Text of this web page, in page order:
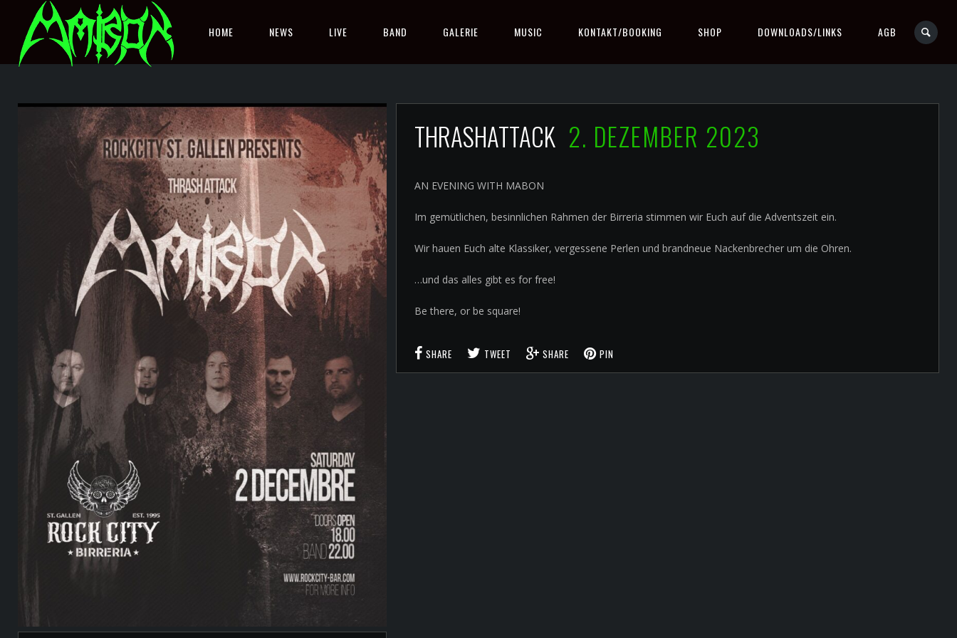
HOME NEWS LIVE BAND GALERIE MUSIC KONTAKT/BOOKING SHOP DOWNLOADS/LINKS AGB
THRASHATTACK 2. DEZEMBER 2023
AN EVENING WITH MABON
Im gemütlichen, besinnlichen Rahmen der Birreria stimmen wir Euch auf die Adventszeit ein.
Wir hauen Euch alte Klassiker, vergessene Perlen und brandneue Nackenbrecher um die Ohren.
…und das alles gibt es for free!
Be there, or be square!
SHARE TWEET SHARE PIN